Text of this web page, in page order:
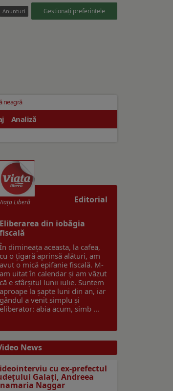
Anunturi Gestionați preferințele
neagră
Analiză
Editorial
Liberă
Eliberarea din iobăgia
fiscală
În dimineața aceasta, la cafea,
cu o țigară aprinsă alături, am
avut o mică epifanie fiscală. M-
am uitat în calendar și am văzut
că e sfârșitul lunii iulie. Suntem
aproape la șapte luni din an, iar
gândul a venit simplu și
eliberator: abia acum, simb ...
News
cu ex-prefectul
Galaţi, Andreea
Naggar